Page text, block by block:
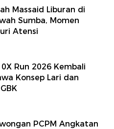
Massaid Liburan di
Sumba, Momen
Atensi
Run 2026 Kembali
Konsep Lari dan
PCPM Angkatan